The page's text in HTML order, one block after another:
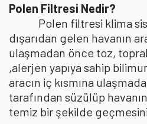
Polen Filtresi Nedir?
Polen filtresi klima
dışarıdan gelen havanın
ulaşmadan önce toz,
,alerjen yapıya sahip
aracın iç kısmına
tarafından süzülüp
temiz bir şekilde